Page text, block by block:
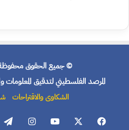
© جميع الحقوق محفوظة |
المرصد الفلسطيني لتدقيق المعلومات
الشكاوى والاقتراحات
فيسبوك يوتيوب انستقرام